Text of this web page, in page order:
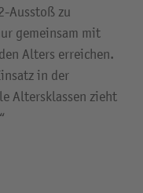
Ausstoß zu
gemeinsam mit
Alters erreichen.
in der
Altersklassen zieht